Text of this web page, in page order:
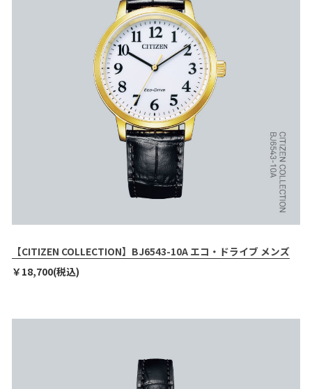
【CITIZEN COLLECTION】BJ6543-10A エコ・ドライブ メンズ
￥18,700(税込)